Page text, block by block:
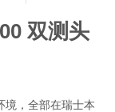
双测头
境，全部在瑞士本